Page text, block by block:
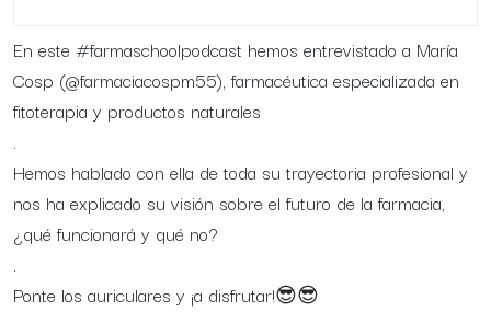
En este #farmaschoolpodcast hemos entrevistado a María
Cosp (@farmaciacospm55), farmacéutica especializada en
fitoterapia y productos naturales
.
Hemos hablado con ella de toda su trayectoria profesional y
nos ha explicado su visión sobre el futuro de la farmacia,
¿qué funcionará y qué no?
.
Ponte los auriculares y ¡a disfrutar!😎😎